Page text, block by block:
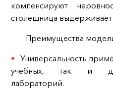
компенсируют
столешница выдерживает
Преимущества
Универсальность
учебных, так и
лабораторий.